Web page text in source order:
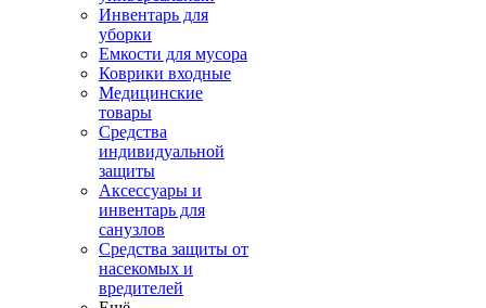
Инвентарь для
уборки
Емкости для мусора
Коврики входные
Медицинские
товары
Средства
индивидуальной
защиты
Аксессуары и
инвентарь для
санузлов
Средства защиты от
насекомых и
вредителей